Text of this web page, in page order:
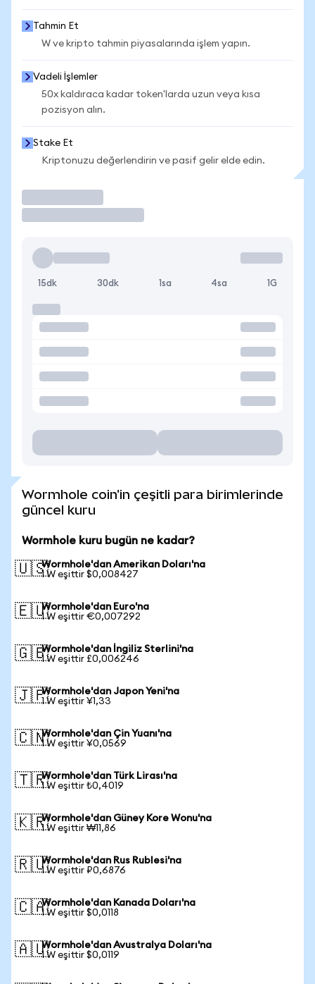
Tahmin Et
W ve kripto tahmin piyasalarında işlem yapın.
Vadeli İşlemler
50x kaldıraca kadar token'larda uzun veya kısa
pozisyon alın.
Stake Et
Kriptonuzu değerlendirin ve pasif gelir elde edin.
15dk 30dk 1sa 4sa 1G
Wormhole coin'in çeşitli para birimlerinde
güncel kuru
Wormhole kuru bugün ne kadar?
🇺🇸Wormhole'dan Amerikan Doları'na
1 W eşittir $0,008427
🇪🇺Wormhole'dan Euro'na
1 W eşittir €0,007292
🇬🇧Wormhole'dan İngiliz Sterlini'na
1 W eşittir £0,006246
🇯🇵Wormhole'dan Japon Yeni'na
1 W eşittir ¥1,33
🇨🇳Wormhole'dan Çin Yuanı'na
1 W eşittir ¥0,0569
🇹🇷Wormhole'dan Türk Lirası'na
1 W eşittir ₺0,4019
🇰🇷Wormhole'dan Güney Kore Wonu'na
1 W eşittir ₩11,86
🇷🇺Wormhole'dan Rus Rublesi'na
1 W eşittir ₽0,6876
🇨🇦Wormhole'dan Kanada Doları'na
1 W eşittir $0,0118
🇦🇺Wormhole'dan Avustralya Doları'na
1 W eşittir $0,0119